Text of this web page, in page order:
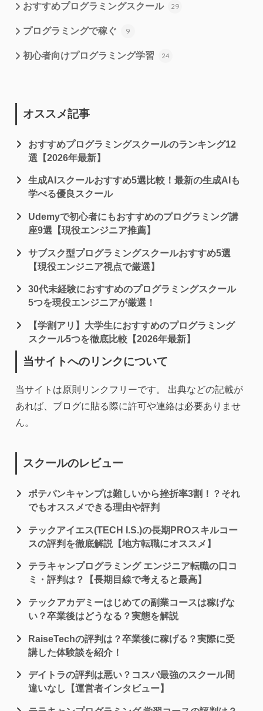
おすすめプログラミングスクール 29
プログラミングで稼ぐ 9
初心者向けプログラミング学習 24
オススメ記事
おすすめプログラミングスクールのランキング12
選【2026年最新】
生成AIスクールおすすめ5選比較！最新の生成AIも
学べる優良スクール
Udemyで初心者にもおすすめのプログラミング講
座9選【現役エンジニア推薦】
サブスク型プログラミングスクールおすすめ5選
【現役エンジニア視点で厳選】
30代未経験におすすめのプログラミングスクール
5つを現役エンジニアが厳選！
【学割アリ】大学生におすすめのプログラミング
スクール5つを徹底比較【2026年最新】
当サイトへのリンクについて
当サイトは原則リンクフリーです。 出典などの記載が
あれば、ブログに貼る際に許可や連絡は必要ありませ
ん。
スクールのレビュー
ポテパンキャンプは難しいから挫折率3割！？それ
でもオススメできる理由や評判
テックアイエス(TECH I.S.)の長期PROスキルコー
スの評判を徹底解説【地方転職にオススメ】
テラキャンプログラミング エンジニア転職の口コ
ミ・評判は？【長期目線で考えると最高】
テックアカデミーはじめての副業コースは稼げな
い？卒業後はどうなる？実態を解説
RaiseTechの評判は？卒業後に稼げる？実際に受
講した体験談を紹介！
デイトラの評判は悪い？コスパ最強のスクール間
違いなし【運営者インタビュー】